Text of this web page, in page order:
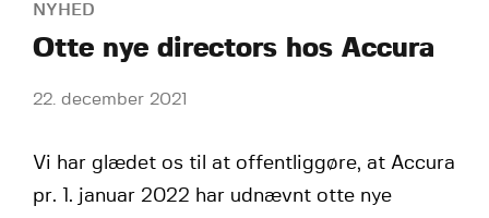
NYHED
Otte nye directors hos Accura
22. december 2021
Vi har glædet os til at offentliggøre, at Accura
pr. 1. januar 2022 har udnævnt otte nye